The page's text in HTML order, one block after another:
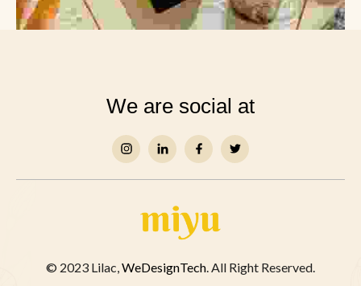
We are social at
© 2023 Lilac, WeDesignTech . All Right Reserved.